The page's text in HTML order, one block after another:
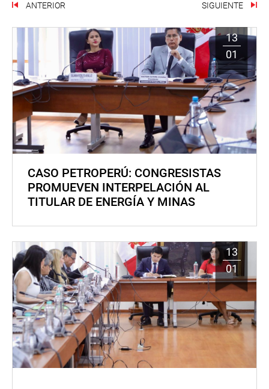
ANTERIOR SIGUIENTE
13
01
CASO PETROPERÚ: CONGRESISTAS
PROMUEVEN INTERPELACIÓN AL
TITULAR DE ENERGÍA Y MINAS
13
01